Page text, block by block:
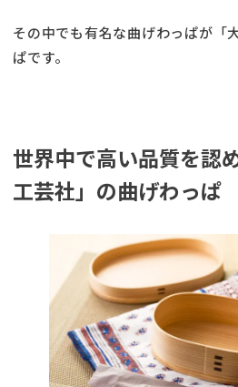
その中でも有名な曲げわっぱが「
ぱです。
世界中で高い品質を認
工芸社」の曲げわっぱ